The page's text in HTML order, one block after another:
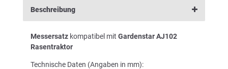
Beschreibung
Messersatz kompatibel mit Gardenstar AJ102
Rasentraktor
Technische Daten (Angaben in mm):